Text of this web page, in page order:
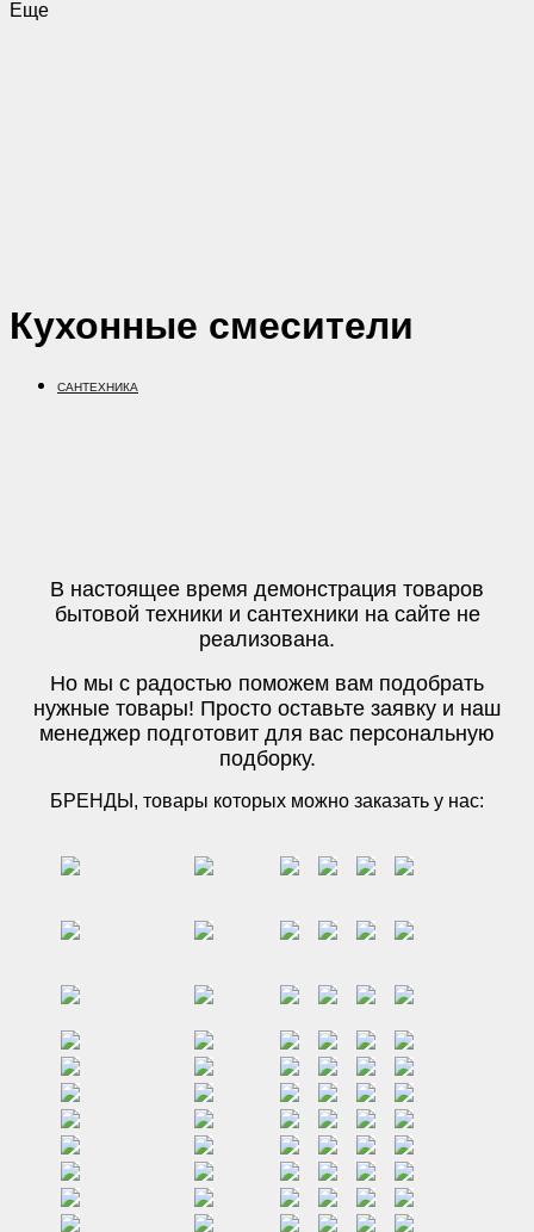
Еще
Кухонные смесители
САНТЕХНИКА
В настоящее время демонстрация товаров
бытовой техники и сантехники на сайте не
реализована.
Но мы с радостью поможем вам подобрать
нужные товары! Просто оставьте заявку и наш
менеджер подготовит для вас персональную
подборку.
БРЕНДЫ, товары которых можно заказать у нас: